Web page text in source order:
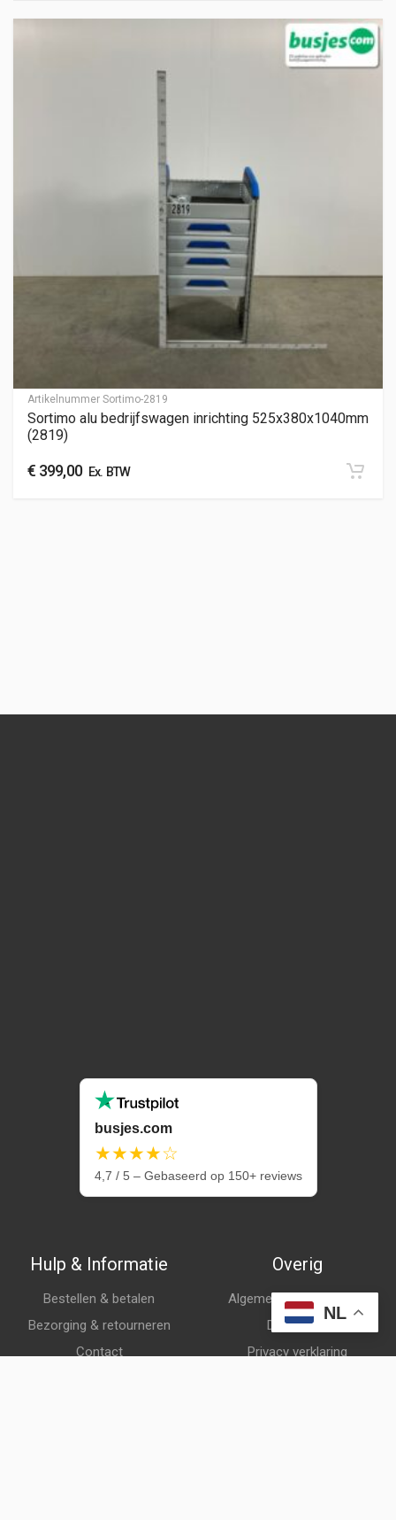
Artikelnummer Sortimo-2819
Sortimo alu bedrijfswagen inrichting 525x380x1040mm
(2819)
€ 399,00Ex. BTW
busjes.com
★★★★☆
4,7 / 5 – Gebaseerd op 150+ reviews
Hulp & Informatie
Bestellen & betalen
Bezorging & retourneren
Contact
Overig
Algemene voorwaarden
Disclaimer
Privacy verklaring
NL